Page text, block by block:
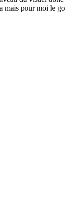
mais pour moi le